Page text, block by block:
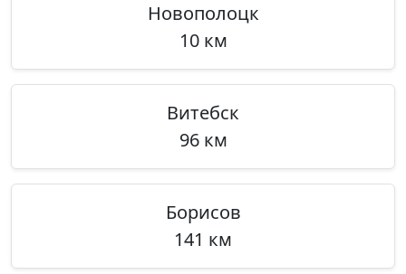
Новополоцк
10 км
Витебск
96 км
Борисов
141 км